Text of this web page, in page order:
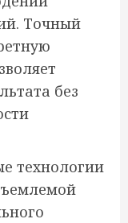
Точный
без
технологии